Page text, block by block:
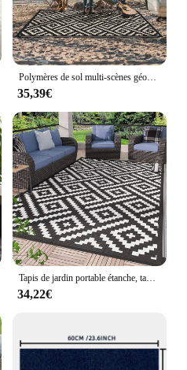
Polymères de sol multi-scènes géométriques imperméables, pont en velours de cristal, montres de camping, facile à ranger, grande taille, pliable, extérieur, 1 pièce
35,39€
Tapis de jardin portable étanche, tapis de maison, salon, chambre à coucher, polymère de sol, loisirs, extérieur, camping, pique-nique, décoration
34,22€